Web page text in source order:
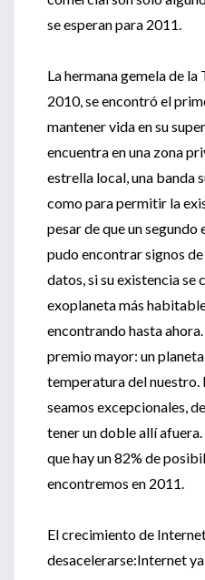
se esperan para 2011.
La hermana gemela de
2010, se encontró el
mantener vida en su
encuentra en una zona
estrella local, una banda
como para permitir la
pesar de que un
pudo encontrar signos
datos, si su existencia se
exoplaneta más
encontrando hasta
premio mayor: un
temperatura del nuestro.
seamos excepcionales,
tener un doble allí
que hay un 82% de
encontremos en 2011.
El crecimiento de
desacelerarse:Internet